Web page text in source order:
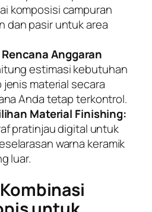
komposisi campuran
dan pasir untuk area
Anggaran
estimasi kebutuhan
material secara
Anda tetap terkontrol.
Material Finishing:
pratinjau digital untuk
warna keramik
luar.